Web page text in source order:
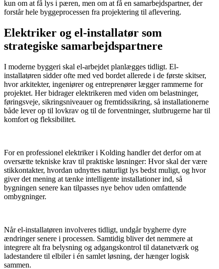
kun om at få lys i pæren, men om at få en samarbejdspartner, der
forstår hele byggeprocessen fra projektering til aflevering.
Elektriker og el-installatør som
strategiske samarbejdspartnere
I moderne byggeri skal el-arbejdet planlægges tidligt. El-
installatøren sidder ofte med ved bordet allerede i de første skitser,
hvor arkitekter, ingeniører og entreprenører lægger rammerne for
projektet. Her bidrager elektrikeren med viden om belastninger,
føringsveje, sikringsniveauer og fremtidssikring, så installationerne
både lever op til lovkrav og til de forventninger, slutbrugerne har til
komfort og fleksibilitet.
For en professionel elektriker i Kolding handler det derfor om at
oversætte tekniske krav til praktiske løsninger: Hvor skal der være
stikkontakter, hvordan udnyttes naturligt lys bedst muligt, og hvor
giver det mening at tænke intelligente installationer ind, så
bygningen senere kan tilpasses nye behov uden omfattende
ombygninger.
Når el-installatøren involveres tidligt, undgår bygherre dyre
ændringer senere i processen. Samtidig bliver det nemmere at
integrere alt fra belysning og adgangskontrol til datanetværk og
ladestandere til elbiler i én samlet løsning, der hænger logisk
sammen.